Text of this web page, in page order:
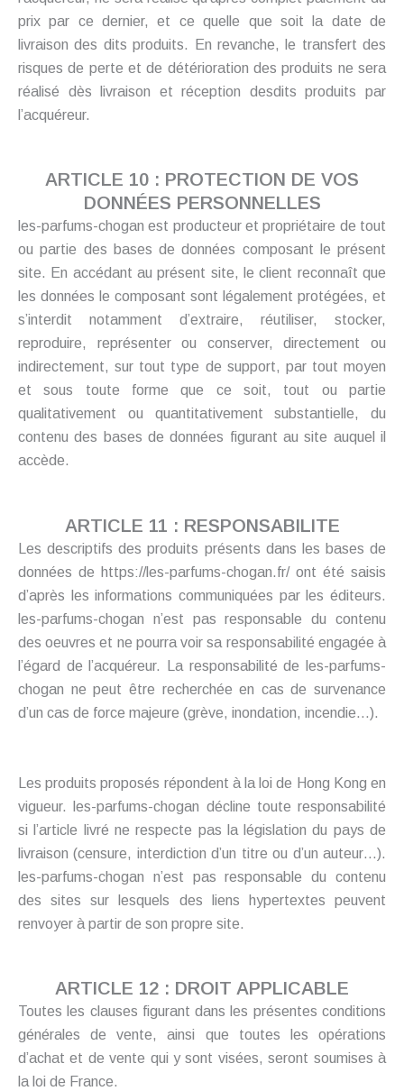
prix par ce dernier, et ce quelle que soit la date de
livraison des dits produits. En revanche, le transfert des
risques de perte et de détérioration des produits ne sera
réalisé dès livraison et réception desdits produits par
l’acquéreur.
ARTICLE 10 : PROTECTION DE VOS
DONNÉES PERSONNELLES
les-parfums-chogan est producteur et propriétaire de tout
ou partie des bases de données composant le présent
site. En accédant au présent site, le client reconnaît que
les données le composant sont légalement protégées, et
s’interdit notamment d’extraire, réutiliser, stocker,
reproduire, représenter ou conserver, directement ou
indirectement, sur tout type de support, par tout moyen
et sous toute forme que ce soit, tout ou partie
qualitativement ou quantitativement substantielle, du
contenu des bases de données figurant au site auquel il
accède.
ARTICLE 11 : RESPONSABILITE
Les descriptifs des produits présents dans les bases de
données de https://les-parfums-chogan.fr/ ont été saisis
d’après les informations communiquées par les éditeurs.
les-parfums-chogan n’est pas responsable du contenu
des oeuvres et ne pourra voir sa responsabilité engagée à
l’égard de l’acquéreur. La responsabilité de les-parfums-
chogan ne peut être recherchée en cas de survenance
d’un cas de force majeure (grève, inondation, incendie…).
Les produits proposés répondent à la loi de Hong Kong en
vigueur. les-parfums-chogan décline toute responsabilité
si l’article livré ne respecte pas la législation du pays de
livraison (censure, interdiction d’un titre ou d’un auteur…).
les-parfums-chogan n’est pas responsable du contenu
des sites sur lesquels des liens hypertextes peuvent
renvoyer à partir de son propre site.
ARTICLE 12 : DROIT APPLICABLE
Toutes les clauses figurant dans les présentes conditions
générales de vente, ainsi que toutes les opérations
d’achat et de vente qui y sont visées, seront soumises à
la loi de France.